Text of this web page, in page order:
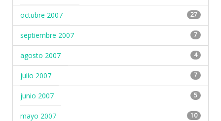
octubre 2007 27
septiembre 2007 7
agosto 2007 4
julio 2007 7
junio 2007 5
mayo 2007 10